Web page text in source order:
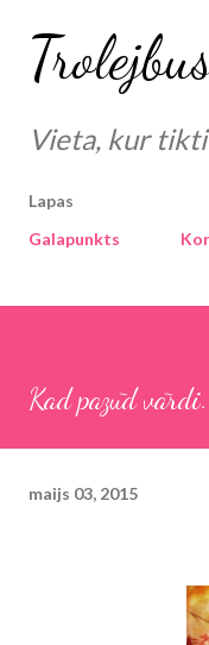
Vieta, kur
Lapas
Galapunkts
Kad pazūd
maijs 03, 2015